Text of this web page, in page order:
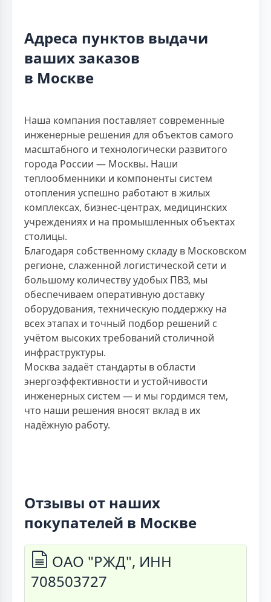
Адреса пунктов выдачи
ваших заказов
в Москве
Наша компания поставляет современные
инженерные решения для объектов самого
масштабного и технологически развитого
города России — Москвы. Наши
теплообменники и компоненты систем
отопления успешно работают в жилых
комплексах, бизнес-центрах, медицинских
учреждениях и на промышленных объектах
столицы.
Благодаря собственному складу в Московском
регионе, слаженной логистической сети и
большому количеству удобых ПВЗ, мы
обеспечиваем оперативную доставку
оборудования, техническую поддержку на
всех этапах и точный подбор решений с
учётом высоких требований столичной
инфраструктуры.
Москва задаёт стандарты в области
энергоэффективности и устойчивости
инженерных систем — и мы гордимся тем,
что наши решения вносят вклад в их
надёжную работу.
Отзывы от наших
покупателей в Москве
ОАО "РЖД", ИНН
708503727